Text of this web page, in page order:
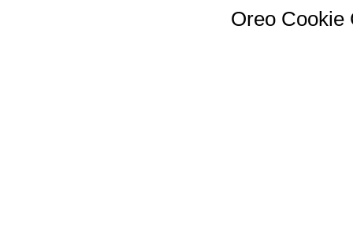
Oreo Cookie